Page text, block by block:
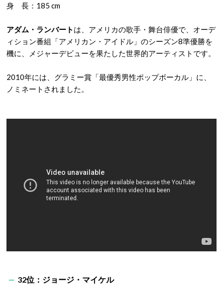
身 長：185 cm
アダム・ランバート は、アメリカの歌手・舞台俳優で、オーデ
ィション番組「アメリカン・アイドル」のシーズン8準優勝を
機に、メジャーデビューを果たした世界的アーティストです。
2010年には、グラミー賞「最優秀男性ポップボーカル」に、
ノミネートされました。
32位：ジョージ・マイケル